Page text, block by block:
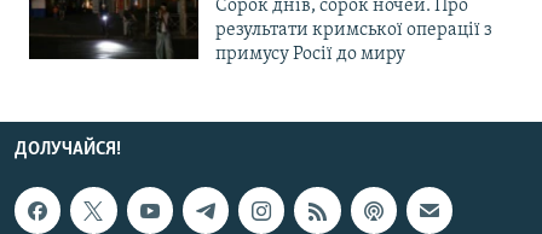
Сорок днів, сорок ночей. Про
результати кримської операції з
примусу Росії до миру
ДОЛУЧАЙСЯ!